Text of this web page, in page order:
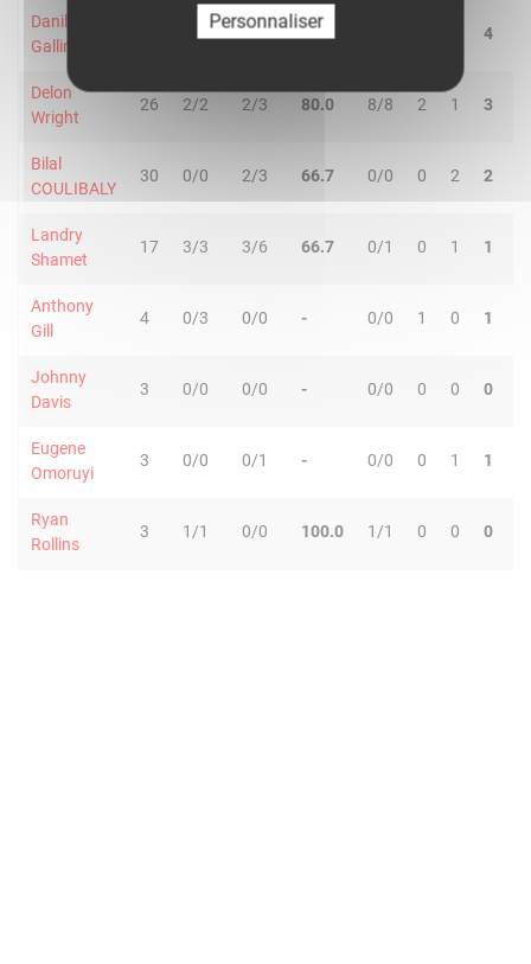
Danilo
Gallinari
4/7 63.6 4
Delon
Wright
26 2/2 2/3 80.0 8/8 2 1 3
Bilal
COULIBALY
30 0/0 2/3 66.7 0/0 0 2 2
Landry
Shamet
17 3/3 3/6 66.7 0/1 0 1 1
Anthony
Gill
4 0/3 0/0 - 0/0 1 0 1
Johnny
Davis
3 0/0 0/0 - 0/0 0 0 0
Eugene
Omoruyi
3 0/0 0/1 - 0/0 0 1 1
Ryan
Rollins
3 1/1 0/0 100.0 1/1 0 0 0
Personnaliser